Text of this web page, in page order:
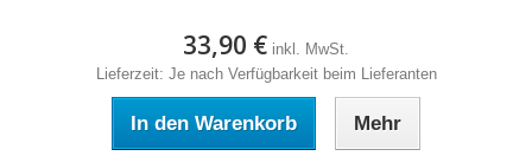
33,90 € inkl. MwSt.
Lieferzeit: Je nach Verfügbarkeit beim Lieferanten
In den Warenkorb Mehr